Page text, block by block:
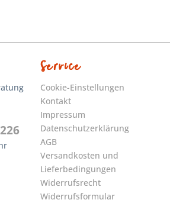
Service
Cookie-Einstellungen
Kontakt
Impressum
Datenschutzerklärung
AGB
Versandkosten und
Lieferbedingungen
Widerrufsrecht
Widerrufsformular